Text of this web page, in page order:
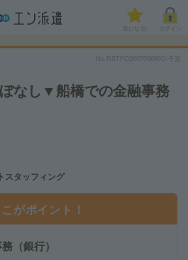
気になる!
No.RSTFO260705690D/千葉
なし▼船橋での金融事務
スタッフィング
がポイント！
（銀行）